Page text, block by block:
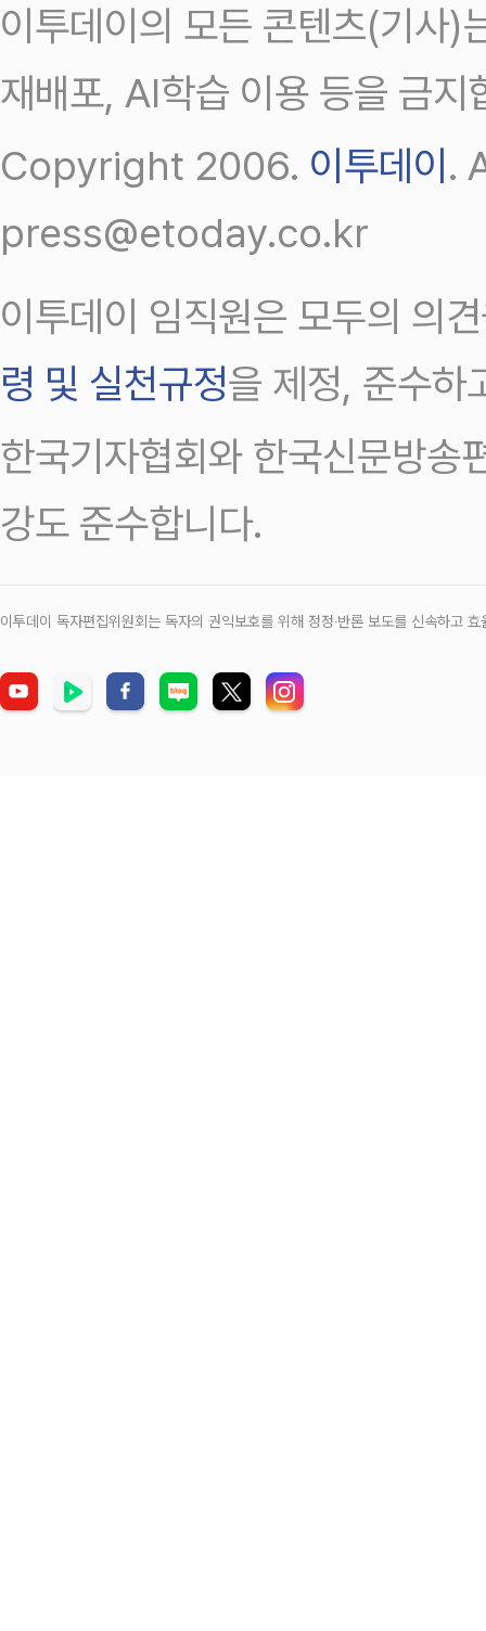
이투데이의 모든 콘텐츠(기사)
재배포, AI학습 이용 등을 금지
Copyright 2006. 이투데이 .
press@etoday.co.kr
이투데이 임직원은 모두의 의
령 및 실천규정을 제정, 준수하
한국기자협회와 한국신문방송
강도 준수합니다.
이투데이 독자편집위원회는 독자의 권익보호를 위해 정정‧반론 보도를 신속하고